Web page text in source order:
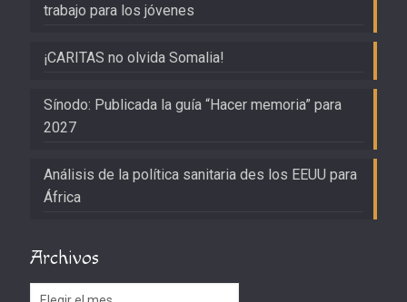
trabajo para los jóvenes
¡CARITAS no olvida Somalia!
Sínodo: Publicada la guía “Hacer memoria” para
2027
Análisis de la política sanitaria des los EEUU para
África
Archivos
Archivos